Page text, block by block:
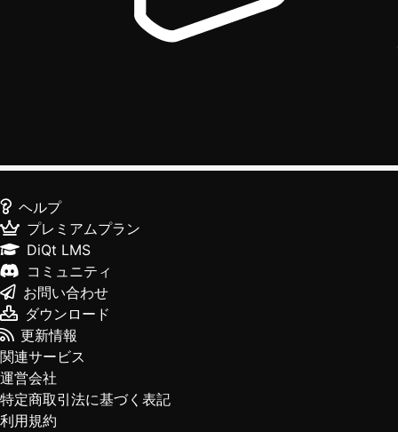
ヘルプ
プレミアムプラン
DiQt LMS
コミュニティ
お問い合わせ
ダウンロード
更新情報
関連サービス
運営会社
特定商取引法に基づく表記
利用規約